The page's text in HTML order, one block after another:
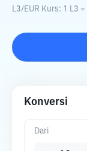
L3/EUR Kurs: 1 L3 =
Konversi
Dari